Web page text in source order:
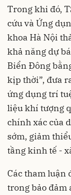
Trong khi đó,
cứu và Ứng
khoa Hà Nội
khả năng dự
Biển Đông
kịp thời”, đưa
ứng dụng trí
liệu khí tượng
chính xác của
sớm, giảm
tầng kinh tế -
Các tham luận
trong bảo